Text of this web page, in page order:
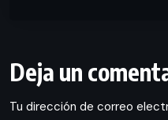
Deja un
Tu dirección de correo